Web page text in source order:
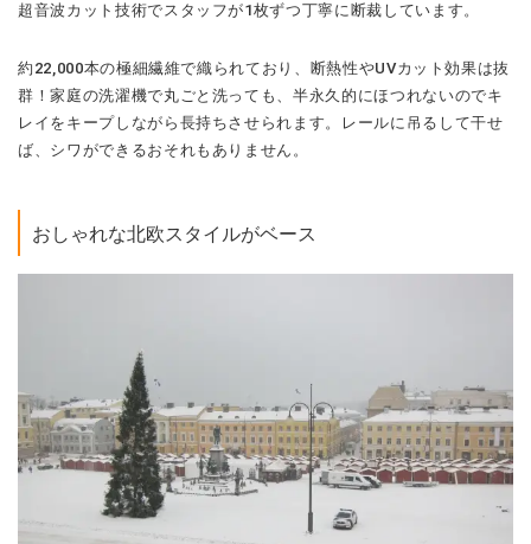
超音波カット技術でスタッフが1枚ずつ丁寧に断裁しています。
約22,000本の極細繊維で織られており、断熱性やUVカット効果は抜
群！家庭の洗濯機で丸ごと洗っても、半永久的にほつれないのでキ
レイをキープしながら長持ちさせられます。レールに吊るして干せ
ば、シワができるおそれもありません。
おしゃれな北欧スタイルがベース